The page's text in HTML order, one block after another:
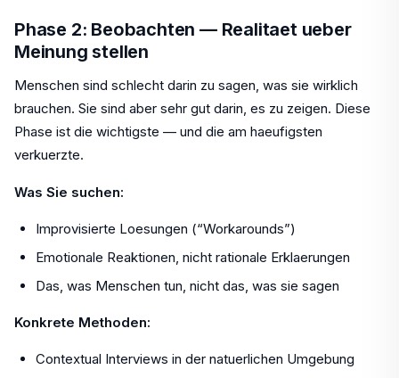
Phase 2: Beobachten — Realitaet ueber
Meinung stellen
Menschen sind schlecht darin zu sagen, was sie wirklich
brauchen. Sie sind aber sehr gut darin, es zu zeigen. Diese
Phase ist die wichtigste — und die am haeufigsten
verkuerzte.
Was Sie suchen:
Improvisierte Loesungen (“Workarounds”)
Emotionale Reaktionen, nicht rationale Erklaerungen
Das, was Menschen tun, nicht das, was sie sagen
Konkrete Methoden:
Contextual Interviews in der natuerlichen Umgebung